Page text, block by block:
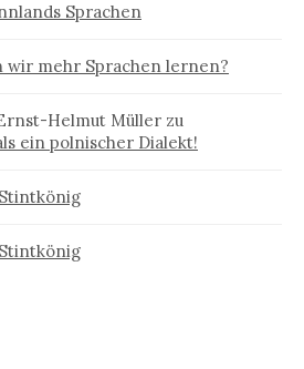
Sprachen
wir mehr Sprachen lernen?
Helmut Müller zu
ein polnischer Dialekt!